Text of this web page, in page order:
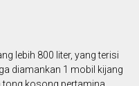
lebih 800 liter, yang terisi
diamankan 1 mobil kijang